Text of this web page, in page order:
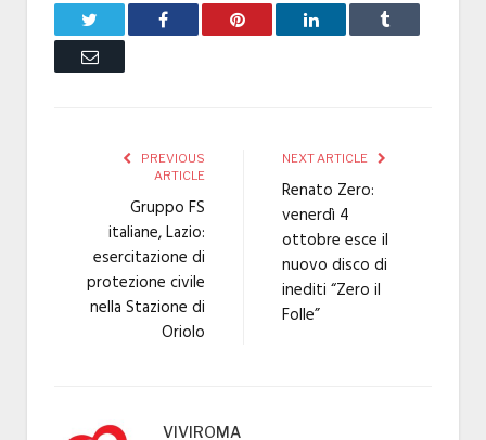
Facebook Pinterest LinkedIn Tumblr
Email
PREVIOUS
ARTICLE
Gruppo FS
italiane, Lazio:
esercitazione di
protezione civile
nella Stazione di
Oriolo
NEXT ARTICLE
Renato Zero:
venerdì 4
ottobre esce il
nuovo disco di
inediti “Zero il
Folle”
VIVIROMA